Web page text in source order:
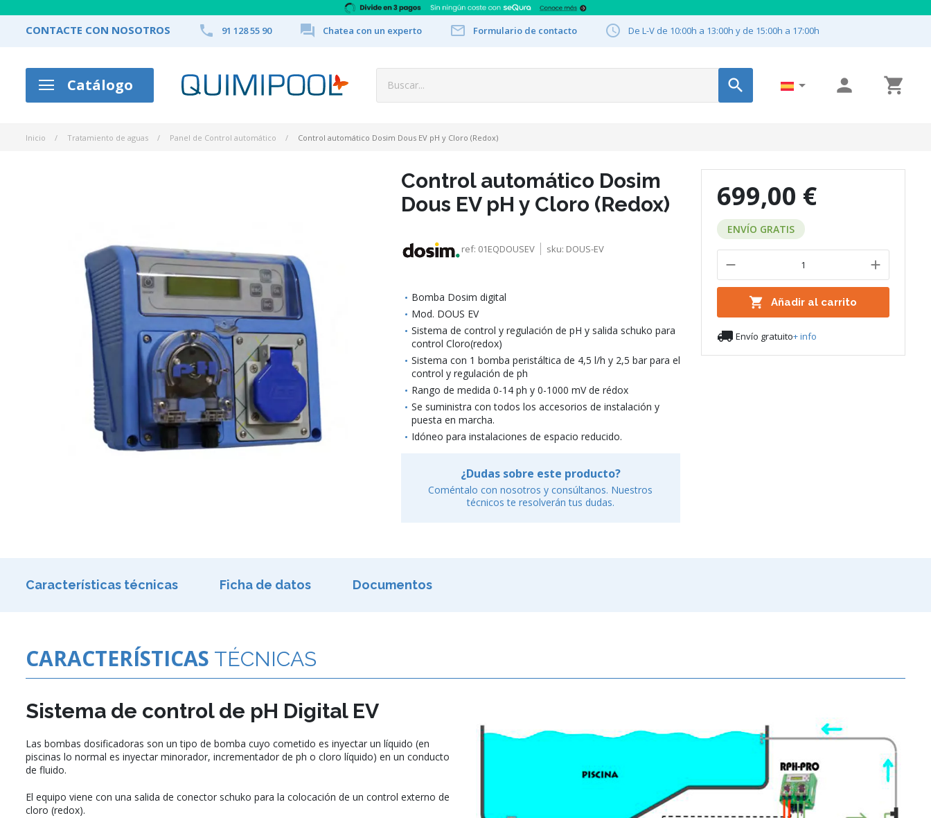
CONTACTE CON NOSOTROS  91 128 55 90  Chatea con un experto  Formulario de contacto  De L-V de 10:00h a 13:00h y de 15:00h a 17:00h
Catálogo    
Inicio Tratamiento de aguas Panel de Control automático Control automático Dosim Dous EV pH y Cloro (Redox)
Control automático Dosim
Dous EV pH y Cloro (Redox)
ref: 01EQDOUSEV sku: DOUS-EV
Bomba Dosim digital
Mod. DOUS EV
Sistema de control y regulación de pH y salida schuko para
control Cloro(redox)
Sistema con 1 bomba peristáltica de 4,5 l/h y 2,5 bar para el
control y regulación de ph
Rango de medida 0-14 ph y 0-1000 mV de rédox
Se suministra con todos los accesorios de instalación y
puesta en marcha.
Idóneo para instalaciones de espacio reducido.
¿Dudas sobre este producto?
Coméntalo con nosotros y consúltanos. Nuestros
técnicos te resolverán tus dudas.
699,00 €
ENVÍO GRATIS
 Añadir al carrito
 Envío gratuito+ info
Características técnicas Ficha de datos Documentos
CARACTERÍSTICAS TÉCNICAS
Sistema de control de pH Digital EV
Las bombas dosificadoras son un tipo de bomba cuyo cometido es inyectar un líquido (en
piscinas lo normal es inyectar minorador, incrementador de ph o cloro líquido) en un conducto
de fluido.
El equipo viene con una salida de conector schuko para la colocación de un control externo de
cloro (redox).